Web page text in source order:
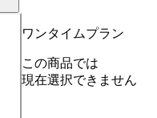
ワンタイムプラン
この商品では
現在選択できません